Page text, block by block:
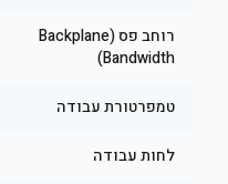
רוחב פס (Backplane
Bandwidth)
טמפרטורת עבודה
לחות עבודה